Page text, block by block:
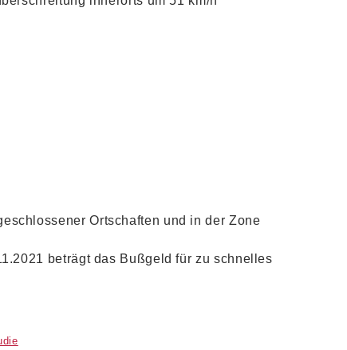
Ortschaften und in der Zone
beträgt das Bußgeld für zu schnelles